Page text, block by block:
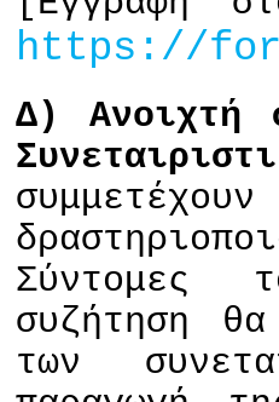
https://
Δ) Ανοιχτή
Σύντομες
συζήτηση
των